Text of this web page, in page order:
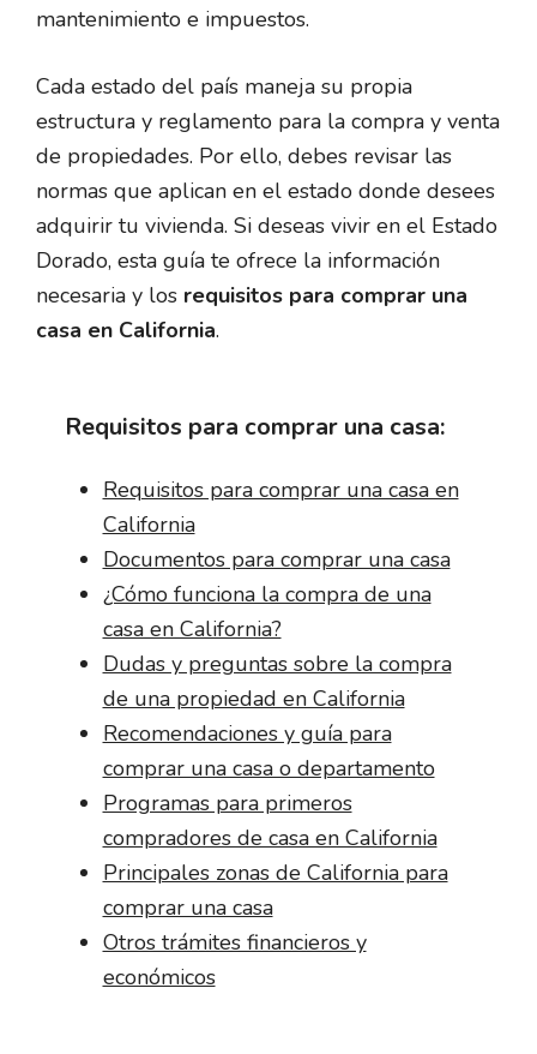
mantenimiento e impuestos.
Cada estado del país maneja su propia
estructura y reglamento para la compra y venta
de propiedades. Por ello, debes revisar las
normas que aplican en el estado donde desees
adquirir tu vivienda. Si deseas vivir en el Estado
Dorado, esta guía te ofrece la información
necesaria y los requisitos para comprar una
casa en California.
Requisitos para comprar una casa:
Requisitos para comprar una casa en
California
Documentos para comprar una casa
¿Cómo funciona la compra de una
casa en California?
Dudas y preguntas sobre la compra
de una propiedad en California
Recomendaciones y guía para
comprar una casa o departamento
Programas para primeros
compradores de casa en California
Principales zonas de California para
comprar una casa
Otros trámites financieros y
económicos